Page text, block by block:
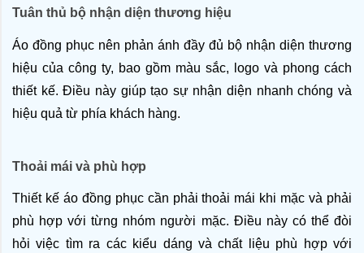
Tuân thủ bộ nhận diện thương hiệu
Áo đồng phục nên phản ánh đầy đủ bộ nhận diện thương
hiệu của công ty, bao gồm màu sắc, logo và phong cách
thiết kế. Điều này giúp tạo sự nhận diện nhanh chóng và
hiệu quả từ phía khách hàng.
Thoải mái và phù hợp
Thiết kế áo đồng phục cần phải thoải mái khi mặc và phải
phù hợp với từng nhóm người mặc. Điều này có thể đòi
hỏi việc tìm ra các kiểu dáng và chất liệu phù hợp với